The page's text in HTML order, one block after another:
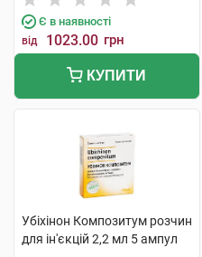
Є в наявності
від 1023.00 грн
КУПИТИ
Убіхінон Композитум розчин
для ін'єкцій 2,2 мл 5 ампул